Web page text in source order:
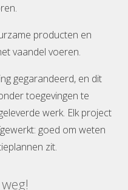
producten en
vaandel voeren.
gegarandeerd, en dit
toegevingen te
werk. Elk project
goed om weten
zit.